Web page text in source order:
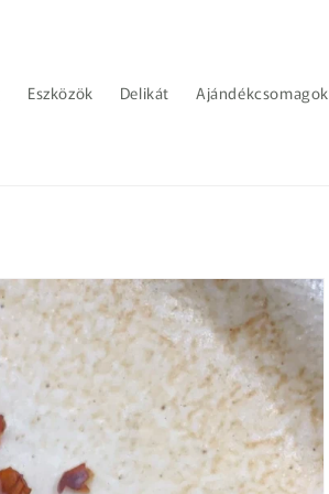
Eszközök Delikát Ajándékcsomagok